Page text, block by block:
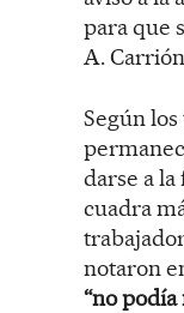
para que
A.
Según
darse a
cuadra
notaron
“no podía